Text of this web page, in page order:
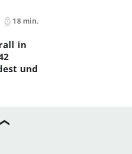
18 min.
in
und